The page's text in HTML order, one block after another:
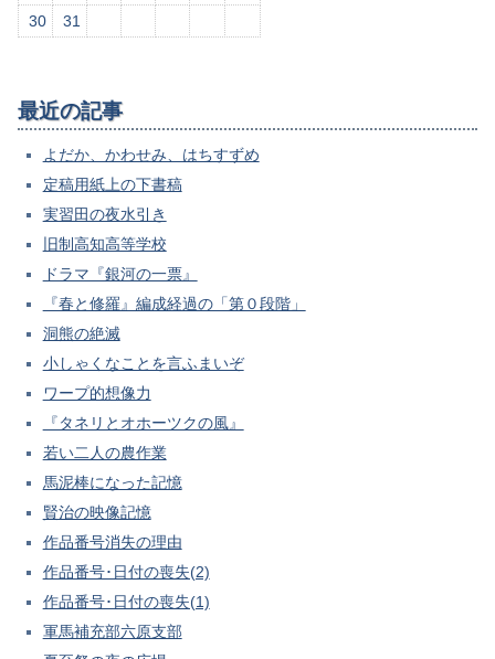
30
31
最近の記事
よだか、かわせみ、はちすずめ
定稿用紙上の下書稿
実習田の夜水引き
旧制高知高等学校
ドラマ『銀河の一票』
『春と修羅』編成経過の「第０段階」
洞熊の絶滅
小しゃくなことを言ふまいぞ
ワープ的想像力
『タネリとオホーツクの風』
若い二人の農作業
馬泥棒になった記憶
賢治の映像記憶
作品番号消失の理由
作品番号･日付の喪失(2)
作品番号･日付の喪失(1)
軍馬補充部六原支部